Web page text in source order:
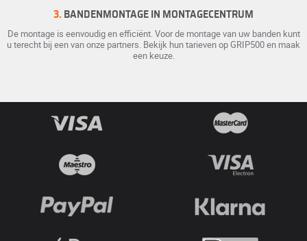
3. BANDENMONTAGE IN MONTAGECENTRUM
De montage is eenvoudig en efficiënt. Voor de montage van uw banden kunt
u terecht bij een van onze partners. Bekijk hun tarieven op GRIP500 en maak
een keuze.